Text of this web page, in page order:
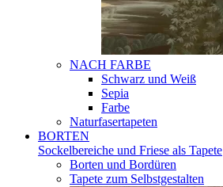
NACH FARBE
Schwarz und Weiß
Sepia
Farbe
Naturfasertapeten
BORTEN
Sockelbereiche und Friese als Tapete
Borten und Bordüren
Tapete zum Selbstgestalten